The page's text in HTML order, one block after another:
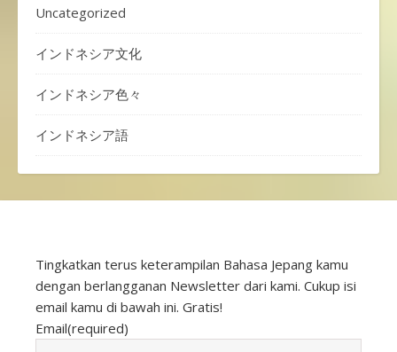
Uncategorized
インドネシア文化
インドネシア色々
インドネシア語
Tingkatkan terus keterampilan Bahasa Jepang kamu
dengan berlangganan Newsletter dari kami. Cukup isi
email kamu di bawah ini. Gratis!
Email(required)